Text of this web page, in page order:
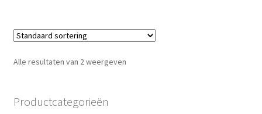
Alle resultaten van 2 weergeven
Productcategorieën